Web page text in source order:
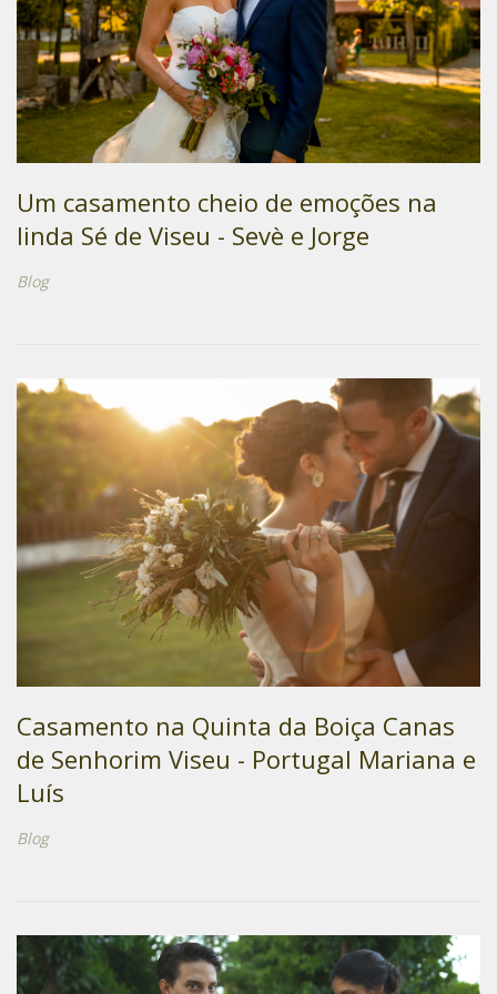
Um casamento cheio de emoções na
linda Sé de Viseu - Sevè e Jorge
Blog
Casamento na Quinta da Boiça Canas
de Senhorim Viseu - Portugal Mariana e
Luís
Blog